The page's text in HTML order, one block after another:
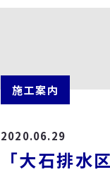
施工案内
2020.06.29
「大石排水